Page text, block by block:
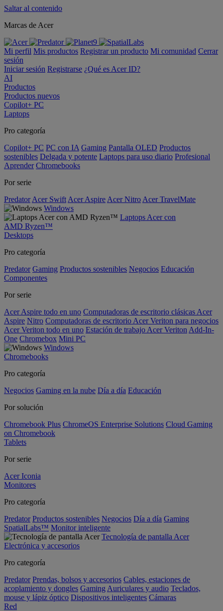
Saltar al contenido
Marcas de Acer
Mi perfil Mis productos Registrar un producto Mi comunidad Cerrar
sesión
Iniciar sesión Registrarse ¿Qué es Acer ID?
AI
Productos
Productos nuevos
Copilot+ PC
Laptops
Pro categoría
Copilot+ PC PC con IA Gaming Pantalla OLED Productos
sostenibles Delgada y potente Laptops para uso diario Profesional
Aprender Chromebooks
Por serie
Predator Acer Swift Acer Aspire Acer Nitro Acer TravelMate
Windows
Laptops Acer con
AMD Ryzen™
Desktops
Pro categoría
Predator Gaming Productos sostenibles Negocios Educación
Componentes
Por serie
Acer Aspire todo en uno Computadoras de escritorio clásicas Acer
Aspire Nitro Computadoras de escritorio Acer Veriton para negocios
Acer Veriton todo en uno Estación de trabajo Acer Veriton Add-In-
One Chromebox Mini PC
Windows
Chromebooks
Pro categoría
Negocios Gaming en la nube Día a día Educación
Por solución
Chromebook Plus ChromeOS Enterprise Solutions Cloud Gaming
on Chromebook
Tablets
Por serie
Acer Iconia
Monitores
Pro categoría
Predator Productos sostenibles Negocios Día a día Gaming
SpatialLabs™ Monitor inteligente
Tecnología de pantalla Acer
Electrónica y accesorios
Pro categoría
Predator Prendas, bolsos y accesorios Cables, estaciones de
acoplamiento y dongles Gaming Auriculares y audio Teclados,
mouse y lápiz óptico Dispositivos inteligentes Cámaras
Red